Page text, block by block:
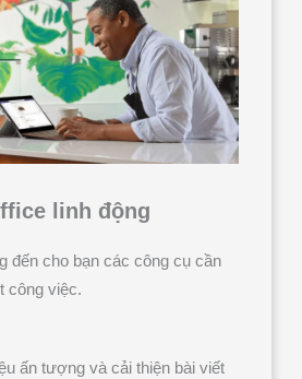
linh động
đến cho bạn các công cụ cần
công việc.
ấn tượng và cải thiện bài viết